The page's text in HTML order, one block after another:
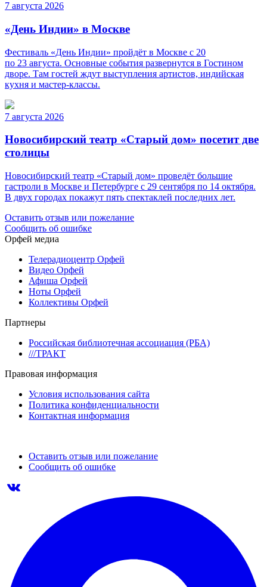
7 августа 2026
«День Индии» в Москве
Фестиваль «День Индии» пройдёт в Москве с 20
по 23 августа. Основные события развернутся в Гостином
дворе. Там гостей ждут выступления артистов, индийская
кухня и мастер-классы.
7 августа 2026
Новосибирский театр «Старый дом» посетит две
столицы
Новосибирский театр «Старый дом» проведёт большие
гастроли в Москве и Петербурге с 29 сентября по 14 октября.
В двух городах покажут пять спектаклей последних лет.
Оставить отзыв или пожелание
Сообщить об ошибке
Орфей медиа
Телерадиоцентр Орфей
Видео Орфей
Афиша Орфей
Ноты Орфей
Коллективы Орфей
Партнеры
Российская библиотечная ассоциация (РБА)
///ТРАКТ
Правовая информация
Условия использования сайта
Политика конфиденциальности
Контактная информация
Оставить отзыв или пожелание
Сообщить об ошибке